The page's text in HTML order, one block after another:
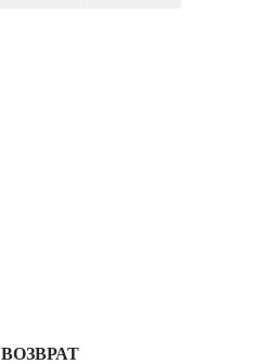
ВОЗВРАТ